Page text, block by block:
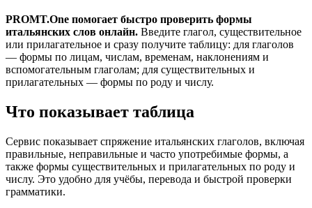
PROMT.One помогает быстро проверить формы
итальянских слов онлайн. Введите глагол, существительное
или прилагательное и сразу получите таблицу: для глаголов
— формы по лицам, числам, временам, наклонениям и
вспомогательным глаголам; для существительных и
прилагательных — формы по роду и числу.
Что показывает таблица
Сервис показывает спряжение итальянских глаголов, включая
правильные, неправильные и часто употребимые формы, а
также формы существительных и прилагательных по роду и
числу. Это удобно для учёбы, перевода и быстрой проверки
грамматики.